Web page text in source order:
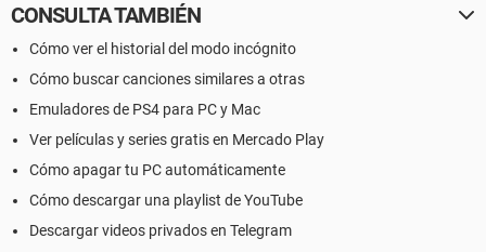
CONSULTA TAMBIÉN
Cómo ver el historial del modo incógnito
Cómo buscar canciones similares a otras
Emuladores de PS4 para PC y Mac
Ver películas y series gratis en Mercado Play
Cómo apagar tu PC automáticamente
Cómo descargar una playlist de YouTube
Descargar videos privados en Telegram